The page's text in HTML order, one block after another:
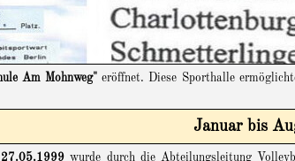
Am Mohnweg"
eröffnet. Diese Sporthalle
Januar bis
27.05.1999 wurde durch die Abteilungsleitung